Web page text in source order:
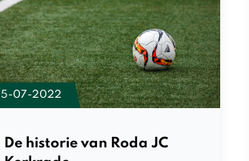
15-07-2022
De historie van Roda JC